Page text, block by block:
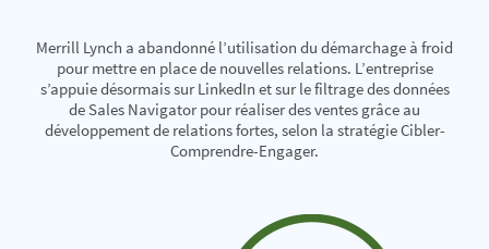
Merrill Lynch a abandonné l’utilisation du démarchage à froid
pour mettre en place de nouvelles relations. L’entreprise
s’appuie désormais sur LinkedIn et sur le filtrage des données
de Sales Navigator pour réaliser des ventes grâce au
développement de relations fortes, selon la stratégie Cibler-
Comprendre-Engager.